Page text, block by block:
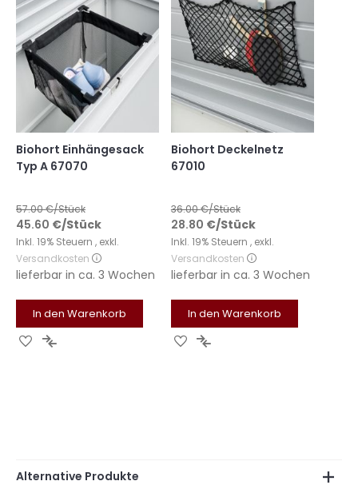
Biohort Einhängesack
Typ A 67070
57.00€/Stück
45.60 €/Stück
Inkl. 19% Steuern , exkl.
Versandkosten
lieferbar in ca. 3 Wochen
In den Warenkorb
Zur Zur
Biohort Deckelnetz
67010
36.00€/Stück
28.80 €/Stück
Inkl. 19% Steuern , exkl.
Versandkosten
lieferbar in ca. 3 Wochen
In den Warenkorb
Zur Zur
Alternative Produkte